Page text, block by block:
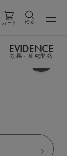
カート 検索
EVIDENCE
効果・研究開発